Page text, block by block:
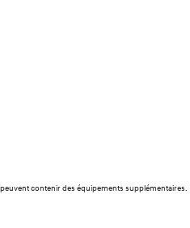
contenir des équipements supplémentaires.